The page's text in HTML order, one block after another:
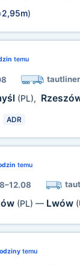
2,95m)
temu
tautliner
(PL),
ADR
temu
(PL) — Lwów
temu